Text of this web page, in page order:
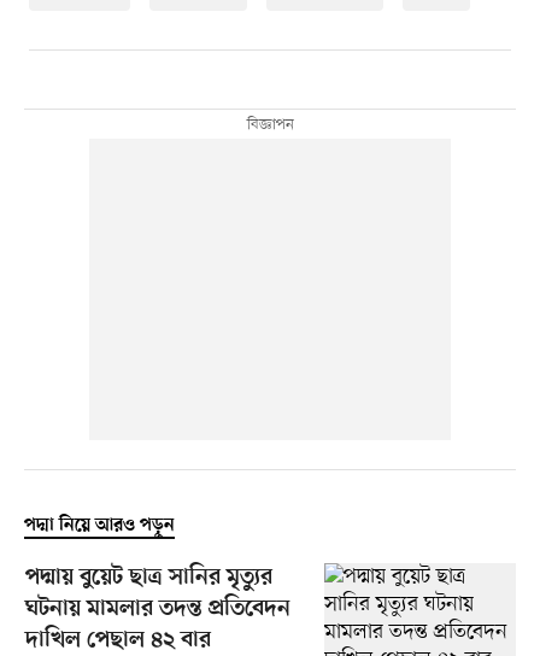
পদ্মা নিয়ে আরও পড়ুন
পদ্মায় বুয়েট ছাত্র সানির মৃত্যুর
ঘটনায় মামলার তদন্ত প্রতিবেদন
দাখিল পেছাল ৪২ বার